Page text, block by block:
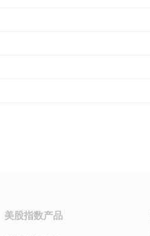
美股指数产品